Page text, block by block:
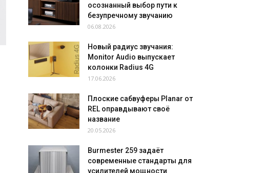
осознанный выбор пути к
безупречному звучанию
06.08.2026
Новый радиус звучания:
Monitor Audio выпускает
колонки Radius 4G
17.06.2026
Плоские сабвуферы Planar от
REL оправдывают своё
название
20.05.2026
Burmester 259 задаёт
современные стандарты для
усилителей мощности